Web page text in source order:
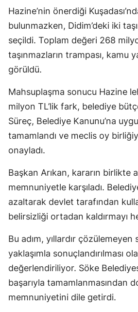
Hazine’nin önerdiği
bulunmazken, Didim’deki iki
seçildi. Toplam değeri 268
taşınmazların trampası, kamu
görüldü.
Mahsuplaşma sonucu Hazine
milyon TL’lik fark, belediye
Süreç, Belediye Kanunu’na
tamamlandı ve meclis oy
onayladı.
Başkan Arıkan, kararın birlikte
memnuniyetle karşıladı.
azaltarak devlet tarafından
belirsizliği ortadan kaldırmayı
Bu adım, yıllardır
yaklaşımla sonuçlandırılması
değerlendiriliyor. Söke
başarıyla tamamlanmasından
memnuniyetini dile getirdi.